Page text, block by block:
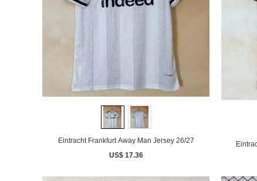
Eintracht Frankfurt Away Man Jersey 26/27
US$ 17.36